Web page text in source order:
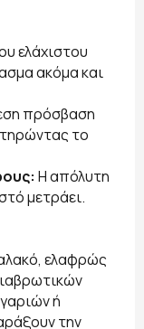
ελάχιστου
ακόμα και
πρόσβαση
το
Η απόλυτη
μετράει.
ελαφρώς
ή
την